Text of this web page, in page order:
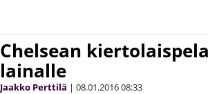
Chelsean
lainalle
Jaakko Perttilä | 08.01.201608:33